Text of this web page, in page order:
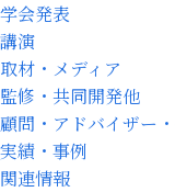
学会発表
講演
取材・メディア
監修・共同開発他
顧問・アドバイザー
実績・事例
関連情報